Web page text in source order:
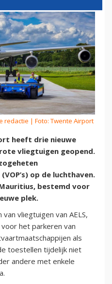
redactie | Foto: Twente Airport
heeft drie nieuwe
vliegtuigen geopend.
op de luchthaven.
bestemd voor
plek.
vliegtuigen van AELS,
voor het parkeren van
als
toestellen tijdelijk niet
andere met enkele